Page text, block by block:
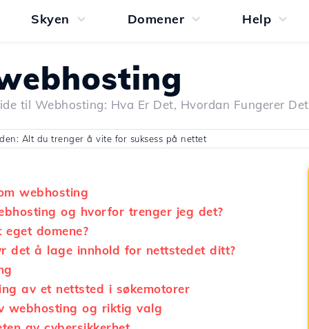
Skyen Domener Help
til Webhosting: Hva Er Det, Hvordan Fungerer
Alt du trenger å vite for suksess på nettet
webhosting
og hvorfor trenger jeg det?
eget domene?
det å lage innhold for nettstedet ditt?
av et nettsted i søkemotorer
webhosting og riktig valg